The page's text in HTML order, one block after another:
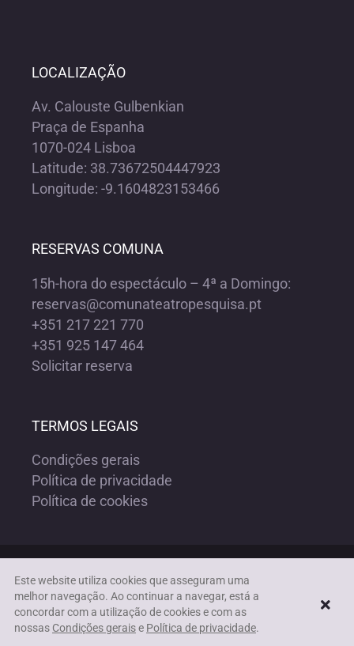
LOCALIZAÇÃO
Av. Calouste Gulbenkian
Praça de Espanha
1070-024 Lisboa
Latitude: 38.73672504447923
Longitude: -9.1604823153466
RESERVAS COMUNA
15h-hora do espectáculo – 4ª a Domingo:
reservas@comunateatropesquisa.pt
+351 217 221 770
+351 925 147 464
Solicitar reserva
TERMOS LEGAIS
Condições gerais
Política de privacidade
Política de cookies
direitos reservados |Acessibilidade
Este website utiliza cookies que asseguram uma
melhor navegação. Ao continuar a navegar, está a
concordar com a utilização de cookies e com as
nossas Condições geraise Política de privacidade.